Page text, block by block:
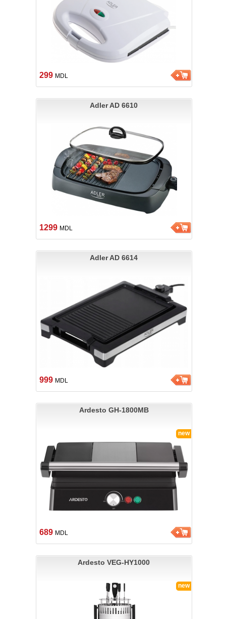
299 MDL
Adler AD 6610
1299 MDL
Adler AD 6614
999 MDL
new
Ardesto GH-1800MB
689 MDL
new
Ardesto VEG-HY1000